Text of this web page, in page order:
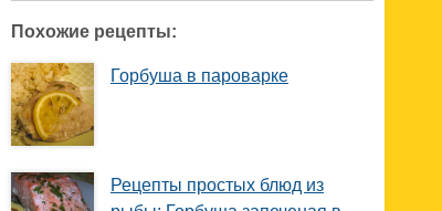
Похожие рецепты:
Горбуша в пароварке
Рецепты простых блюд из